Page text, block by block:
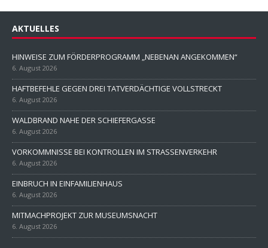
AKTUELLES
HINWEISE ZUM FÖRDERPROGRAMM „NEBENAN ANGEKOMMEN“
6. August 2026
HAFTBEFEHLE GEGEN DREI TATVERDÄCHTIGE VOLLSTRECKT
6. August 2026
WALDBRAND NAHE DER SCHIEFERGASSE
6. August 2026
VORKOMMNISSE BEI KONTROLLEN IM STRASSENVERKEHR
6. August 2026
EINBRUCH IN EINFAMILIENHAUS
6. August 2026
MITMACHPROJEKT ZUR MUSEUMSNACHT
6. August 2026